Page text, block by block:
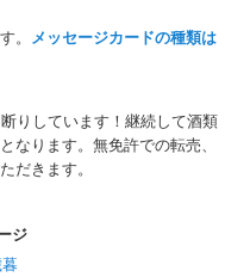
。
メッセージカードの種類は
りしています！継続して酒類
なります。無免許での転売、
だきます。
ジ